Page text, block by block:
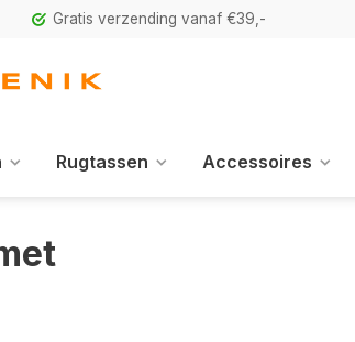
Gratis verzending vanaf €39,-
Rugtassen Accessoires